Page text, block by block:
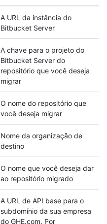
A URL da instância do
Bitbucket Server
A chave para o projeto do
Bitbucket Server do
repositório que você deseja
migrar
O nome do repositório que
você deseja migrar
Nome da organização de
destino
O nome que você deseja dar
ao repositório migrado
A URL de API base para o
subdomínio da sua empresa
do GHE.com. Por